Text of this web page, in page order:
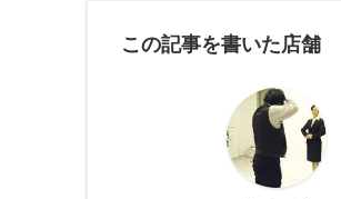
この記事を書いた店舗